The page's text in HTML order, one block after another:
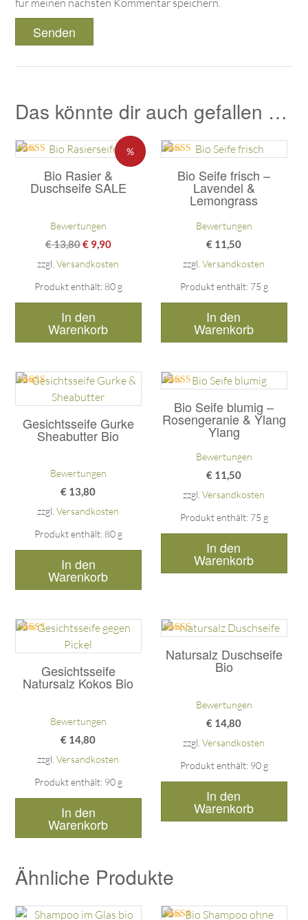
Das könnte dir auch gefallen …
%
Bio Rasier &
Duschseife SALE
5.00
von 5
Bewertungen
€13,80€9,90
zzgl.Versandkosten
Produkt enthält: 80 g
In den
Warenkorb
Bio Seife frisch –
Lavendel &
Lemongrass
5.00
von 5
Bewertungen
€ 11,50
zzgl.Versandkosten
Produkt enthält: 75 g
In den
Warenkorb
Gesichtsseife Gurke
Sheabutter Bio
Bewertet mit
Bewertungen
€ 13,80
zzgl.Versandkosten
Produkt enthält: 80 g
In den
Warenkorb
Bio Seife blumig –
Rosengeranie & Ylang
Ylang
5.00
von 5
Bewertungen
€ 11,50
zzgl.Versandkosten
Produkt enthält: 75 g
In den
Warenkorb
Gesichtsseife
Natursalz Kokos Bio
Bewertet mit
Bewertungen
€ 14,80
zzgl.Versandkosten
Produkt enthält: 90 g
In den
Warenkorb
Natursalz Duschseife
Bio
5.00
von 5
Bewertungen
€ 14,80
zzgl.Versandkosten
Produkt enthält: 90 g
In den
Warenkorb
Ähnliche Produkte